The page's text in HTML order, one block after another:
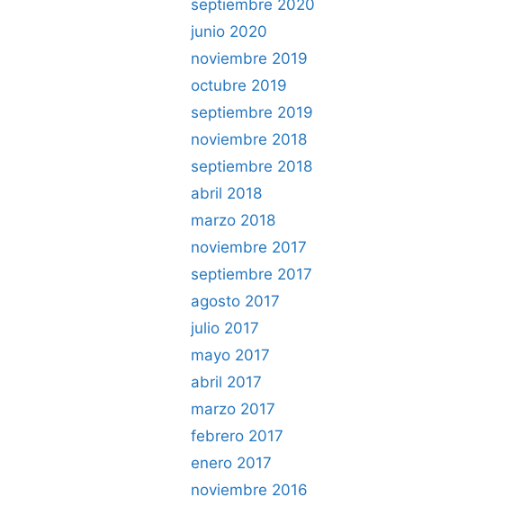
septiembre 2020
junio 2020
noviembre 2019
octubre 2019
septiembre 2019
noviembre 2018
septiembre 2018
abril 2018
marzo 2018
noviembre 2017
septiembre 2017
agosto 2017
julio 2017
mayo 2017
abril 2017
marzo 2017
febrero 2017
enero 2017
noviembre 2016